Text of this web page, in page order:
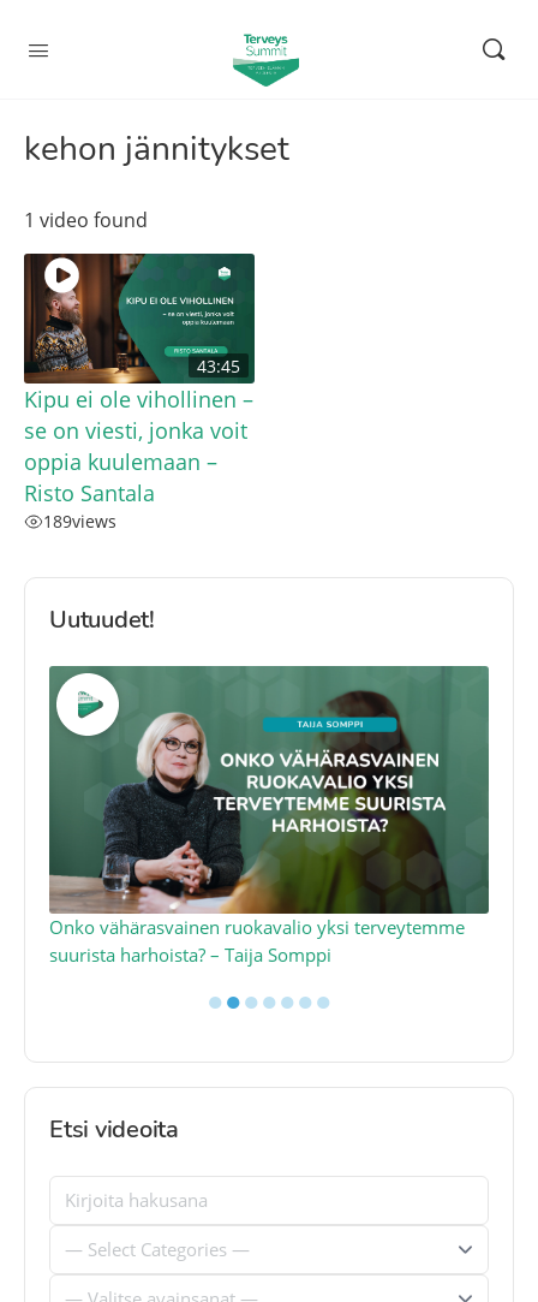
kehon jännitykset
1 video found
43:45
Kipu ei ole vihollinen –
se on viesti, jonka voit
oppia kuulemaan –
Risto Santala
189views
Uutuudet!
Onko vähärasvainen ruokavalio yksi terveytemme
suurista harhoista? – Taija Somppi
●●●●●●●
Etsi videoita